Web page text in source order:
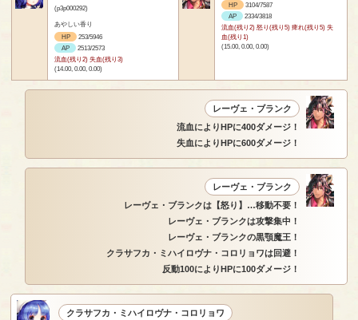
(p3p000292)
あやしい香り
HP
253/5946
AP
2513/2573
流血(残り2) 失血(残り3)
(14.00, 0.00, 0.00)
HP
3104/7587
AP
2334/3818
流血(残り2) 怒り(残り5) 痺れ(残り5) 失
血(残り1)
(15.00, 0.00, 0.00)
レーヴェ・ブランク
流血によりHPに400ダメージ！
失血によりHPに600ダメージ！
レーヴェ・ブランク
レーヴェ・ブランクは【怒り】…移動不要！
レーヴェ・ブランクは攻撃集中！
レーヴェ・ブランクの黒顎魔王！
クラサフカ・ミハイロヴナ・コロリョワは回避！
反動100によりHPに100ダメージ！
クラサフカ・ミハイロヴナ・コロリョワ